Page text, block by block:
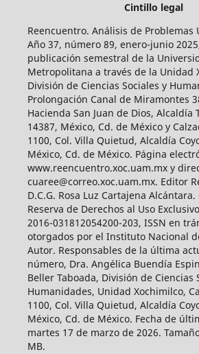
Cintillo legal
Reencuentro. Análisis de Problemas
Año 37, número 89, enero-junio
publicación semestral de la
Metropolitana a través de la Unidad
División de Ciencias Sociales y
Prolongación Canal de Miramontes
Hacienda San Juan de Dios, Alcaldía
14387, México, Cd. de México y
1100, Col. Villa Quietud, Alcaldía
México, Cd. de México. Página
www.reencuentro.xoc.uam.mx y
cuaree@correo.xoc.uam.mx. Editor
D.C.G. Rosa Luz Cartajena
Reserva de Derechos al Uso
2016-031812054200-203, ISSN en
otorgados por el Instituto Nacional
Autor. Responsables de la última
número, Dra. Angélica Buendía
Beller Taboada, División de Ciencias
Humanidades, Unidad Xochimilco,
1100, Col. Villa Quietud, Alcaldía
México, Cd. de México. Fecha de
martes 17 de marzo de 2026.
MB.